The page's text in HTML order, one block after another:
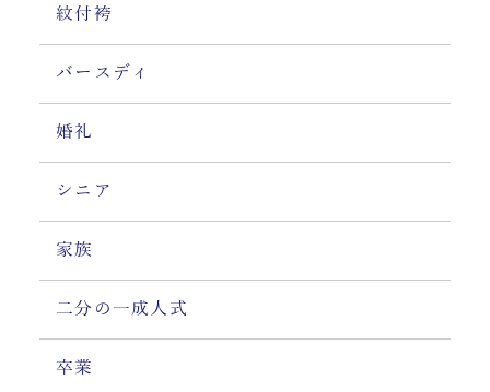
紋付袴
バースディ
婚礼
シニア
家族
二分の一成人式
卒業